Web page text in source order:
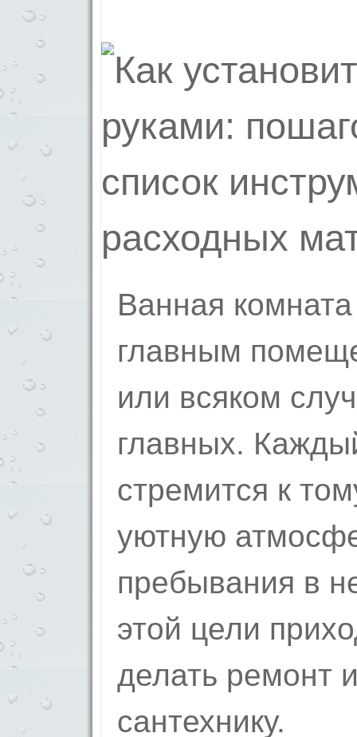
Ванная
главным
или всяком
главных.
стремится к
уютную
пребывания в
этой цели
делать ремонт
сантехнику.